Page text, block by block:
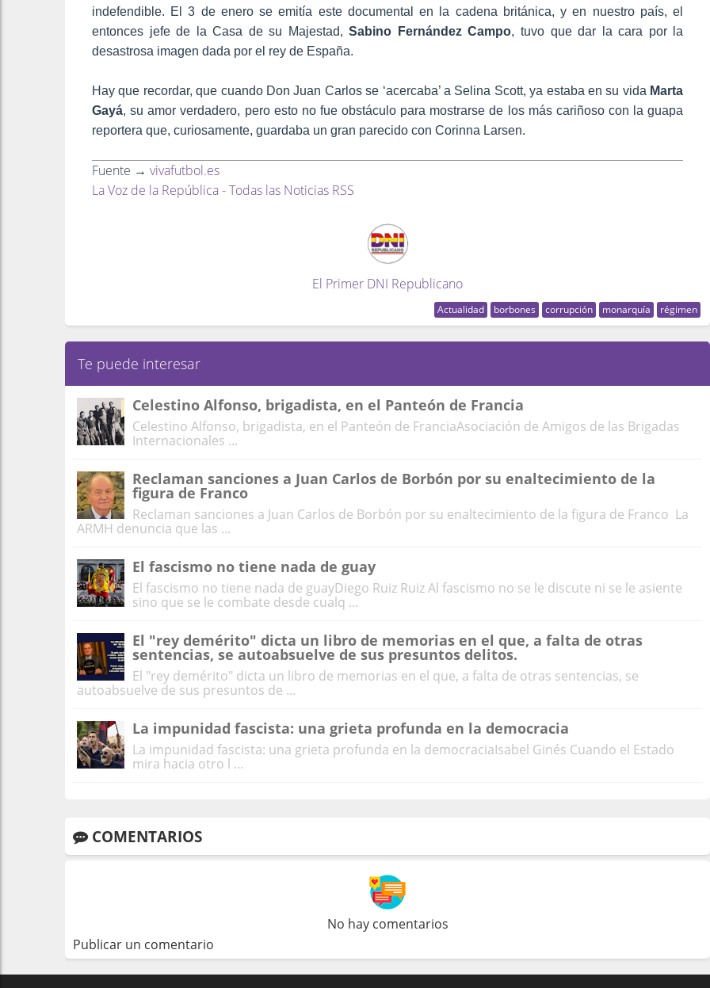
indefendible. El 3 de enero se emitía este documental en la cadena británica, y en nuestro país, el
entonces jefe de la Casa de su Majestad, Sabino Fernández Campo, tuvo que dar la cara por la
desastrosa imagen dada por el rey de España.
Hay que recordar, que cuando Don Juan Carlos se ‘acercaba’ a Selina Scott, ya estaba en su vida Marta
Gayá, su amor verdadero, pero esto no fue obstáculo para mostrarse de los más cariñoso con la guapa
reportera que, curiosamente, guardaba un gran parecido con Corinna Larsen.
Fuente → vivafutbol.es
La Voz de la República - Todas las Noticias RSS
El Primer DNI Republicano
Actualidad borbones corrupción monarquía régimen
Te puede interesar
Celestino Alfonso, brigadista, en el Panteón de Francia
Celestino Alfonso, brigadista, en el Panteón de FranciaAsociación de Amigos de las Brigadas
Internacionales ...
Reclaman sanciones a Juan Carlos de Borbón por su enaltecimiento de la
figura de Franco
Reclaman sanciones a Juan Carlos de Borbón por su enaltecimiento de la figura de Franco La
ARMH denuncia que las ...
El fascismo no tiene nada de guay
El fascismo no tiene nada de guayDiego Ruiz Ruiz Al fascismo no se le discute ni se le asiente
sino que se le combate desde cualq ...
El "rey demérito" dicta un libro de memorias en el que, a falta de otras
sentencias, se autoabsuelve de sus presuntos delitos.
El "rey demérito" dicta un libro de memorias en el que, a falta de otras sentencias, se
autoabsuelve de sus presuntos de ...
La impunidad fascista: una grieta profunda en la democracia
La impunidad fascista: una grieta profunda en la democraciaIsabel Ginés Cuando el Estado
mira hacia otro l ...
COMENTARIOS
No hay comentarios
Publicar un comentario